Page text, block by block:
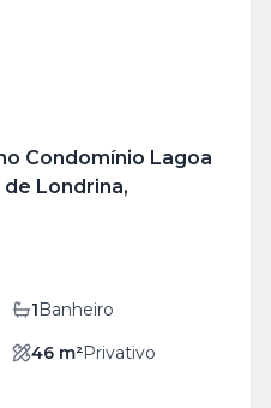
Condomínio Lagoa
Londrina,
1Banheiro
46 m²Privativo